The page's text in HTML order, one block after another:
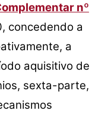
nº
concedendo a
a
aquisitivo de
sexta-parte,